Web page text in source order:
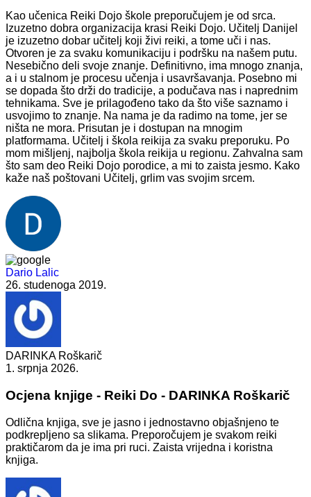
Kao učenica Reiki Dojo škole preporučujem je od srca.
Izuzetno dobra organizacija krasi Reiki Dojo. Učitelj Danijel
je izuzetno dobar učitelj koji živi reiki, a tome uči i nas.
Otvoren je za svaku komunikaciju i podršku na našem putu.
Nesebično deli svoje znanje. Definitivno, ima mnogo znanja,
a i u stalnom je procesu učenja i usavršavanja. Posebno mi
se dopada što drži do tradicije, a podučava nas i naprednim
tehnikama. Sve je prilagođeno tako da što više saznamo i
usvojimo to znanje. Na nama je da radimo na tome, jer se
ništa ne mora. Prisutan je i dostupan na mnogim
platformama. Učitelj i škola reikija za svaku preporuku. Po
mom mišljenj, najbolja škola reikija u regionu. Zahvalna sam
što sam deo Reiki Dojo porodice, a mi to zaista jesmo. Kako
kaže naš poštovani Učitelj, grlim vas svojim srcem.
Dario Lalic
26. studenoga 2019.
DARINKA Roškarič
1. srpnja 2026.
Ocjena knjige - Reiki Do - DARINKA Roškarič
Odlična knjiga, sve je jasno i jednostavno objašnjeno te
podkrepljeno sa slikama. Preporočujem je svakom reiki
praktičarom da je ima pri ruci. Zaista vrijedna i koristna
knjiga.